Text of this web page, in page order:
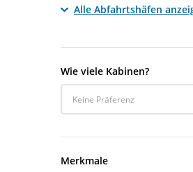
Alle Abfahrtshäfen
Wie viele Kabinen?
Keine Präferenz
Merkmale